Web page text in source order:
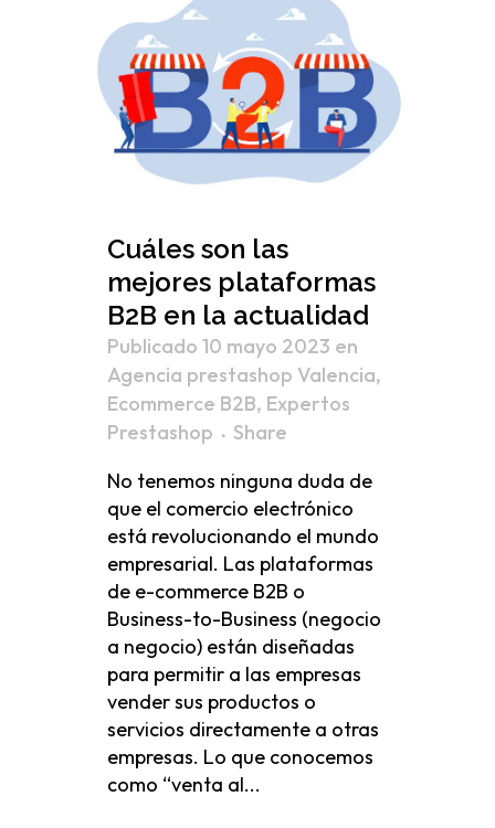
Cuáles son las
mejores plataformas
B2B en la actualidad
Publicado 10 mayo 2023 en
Agencia prestashop Valencia,
Ecommerce B2B, Expertos
Prestashop
Share
No tenemos ninguna duda de
que el comercio electrónico
está revolucionando el mundo
empresarial. Las plataformas
de e-commerce B2B o
Business-to-Business (negocio
a negocio) están diseñadas
para permitir a las empresas
vender sus productos o
servicios directamente a otras
empresas. Lo que conocemos
como “venta al...